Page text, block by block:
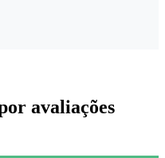
avaliações